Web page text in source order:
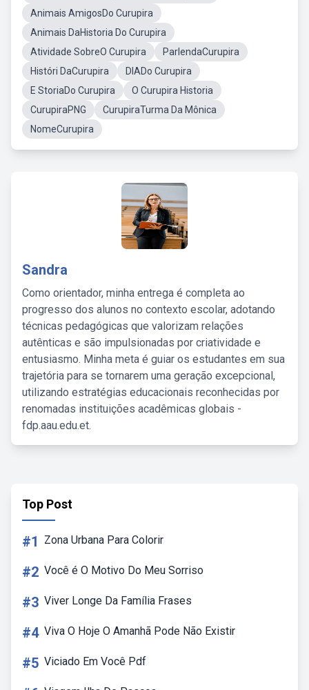
Animais AmigosDo Curupira
Animais DaHistoria Do Curupira
Atividade SobreO Curupira
ParlendaCurupira
Históri DaCurupira
DIADo Curupira
E StoriaDo Curupira
O Curupira Historia
CurupiraPNG
CurupiraTurma Da Mônica
NomeCurupira
Sandra
Como orientador, minha entrega é completa ao
progresso dos alunos no contexto escolar, adotando
técnicas pedagógicas que valorizam relações
autênticas e são impulsionadas por criatividade e
entusiasmo. Minha meta é guiar os estudantes em sua
trajetória para se tornarem uma geração excepcional,
utilizando estratégias educacionais reconhecidas por
renomadas instituições acadêmicas globais -
fdp.aau.edu.et.
Top Post
#1 Zona Urbana Para Colorir
#2 Você é O Motivo Do Meu Sorriso
#3 Viver Longe Da Família Frases
#4 Viva O Hoje O Amanhã Pode Não Existir
#5 Viciado Em Você Pdf